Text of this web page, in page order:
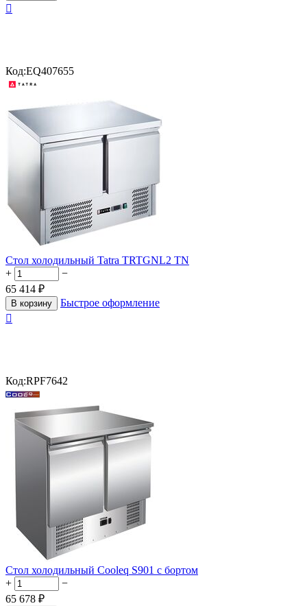

Код:EQ407655
Стол холодильный Tatra TRTGNL2 TN
+
−
65 414 ₽
В корзину
Быстрое оформление

Код:RPF7642
Стол холодильный Cooleq S901 с бортом
+
−
65 678 ₽